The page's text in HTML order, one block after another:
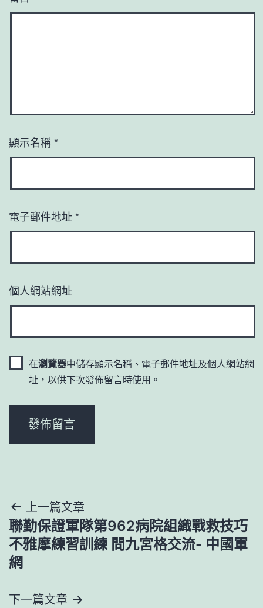
顯示名稱 *
電子郵件地址 *
個人網站網址
在瀏覽器中儲存顯示名稱、電子郵件地址及個人網站網
址，以供下次發佈留言時使用。
文
章
導
覽
上一篇文章
聯勤保證軍隊第962病院組織戰救技巧
不雅摩練習訓練 問九宮格交流- 中國軍
網
下一篇文章